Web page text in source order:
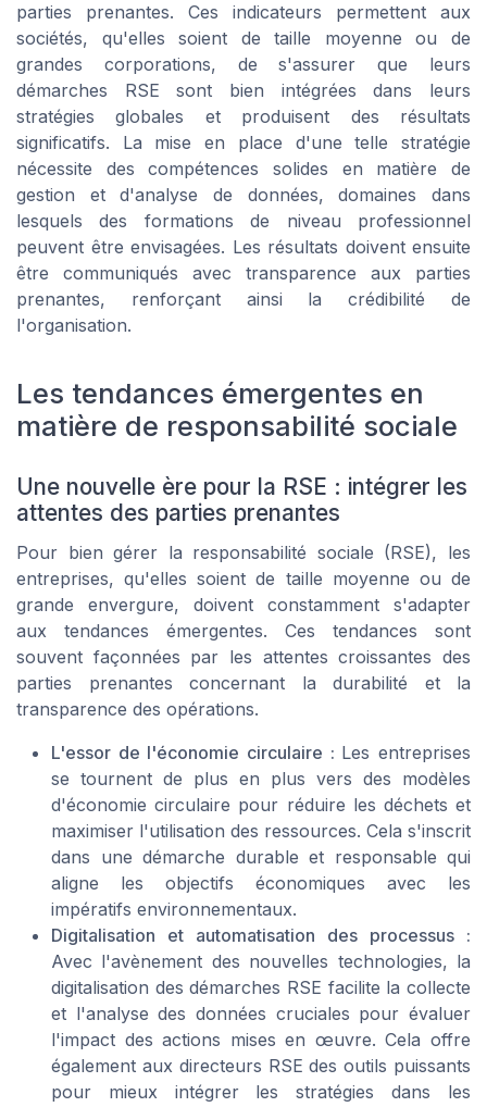
parties prenantes. Ces indicateurs permettent aux
sociétés, qu'elles soient de taille moyenne ou de
grandes corporations, de s'assurer que leurs
démarches RSE sont bien intégrées dans leurs
stratégies globales et produisent des résultats
significatifs. La mise en place d'une telle stratégie
nécessite des compétences solides en matière de
gestion et d'analyse de données, domaines dans
lesquels des formations de niveau professionnel
peuvent être envisagées. Les résultats doivent ensuite
être communiqués avec transparence aux parties
prenantes, renforçant ainsi la crédibilité de
l'organisation.
Les tendances émergentes en
matière de responsabilité sociale
Une nouvelle ère pour la RSE : intégrer les
attentes des parties prenantes
Pour bien gérer la responsabilité sociale (RSE), les
entreprises, qu'elles soient de taille moyenne ou de
grande envergure, doivent constamment s'adapter
aux tendances émergentes. Ces tendances sont
souvent façonnées par les attentes croissantes des
parties prenantes concernant la durabilité et la
transparence des opérations.
L'essor de l'économie circulaire : Les entreprises
se tournent de plus en plus vers des modèles
d'économie circulaire pour réduire les déchets et
maximiser l'utilisation des ressources. Cela s'inscrit
dans une démarche durable et responsable qui
aligne les objectifs économiques avec les
impératifs environnementaux.
Digitalisation et automatisation des processus :
Avec l'avènement des nouvelles technologies, la
digitalisation des démarches RSE facilite la collecte
et l'analyse des données cruciales pour évaluer
l'impact des actions mises en œuvre. Cela offre
également aux directeurs RSE des outils puissants
pour mieux intégrer les stratégies dans les